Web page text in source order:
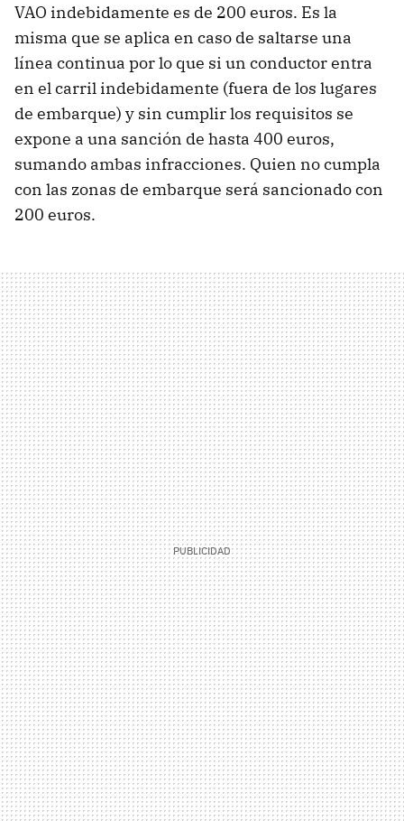
VAO indebidamente es de 200 euros. Es la
misma que se aplica en caso de saltarse una
línea continua por lo que si un conductor entra
en el carril indebidamente (fuera de los lugares
de embarque) y sin cumplir los requisitos se
expone a una sanción de hasta 400 euros,
sumando ambas infracciones. Quien no cumpla
con las zonas de embarque será sancionado con
200 euros.